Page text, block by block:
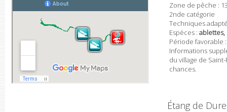
Zone de pêche :
2nde catégorie
Techniques
Espèces : ablettes,
Période favorable
Informations
du village de
chances.
Étang de